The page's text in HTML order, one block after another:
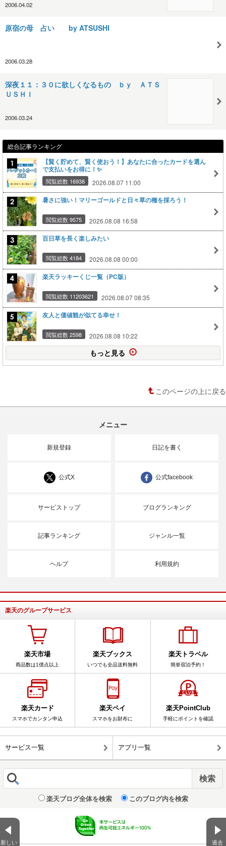
新しい 過去
2006.04.02
原宿の母 占い by ATSUSHI
2006.03.28
深夜１１：３０に欲しくなるもの ｂｙ ＡＴＳ
ＵＳＨＩ
2006.03.24
総合記事ランキング
【賢く貯めて、賢く使おう！】あなたに合ったカードを選ん
で支払いをお得に！✨
閲覧総数 16938 2026.08.07 11:00
暑さに強い！マリーゴールドと日々草の種を採ろう！
閲覧総数 9575 2026.08.08 16:58
百日草を長く楽しみたい
閲覧総数 4184 2026.08.08 00:00
楽天ラッキーくじ一覧（PC版）
閲覧総数 11203621 2026.08.07 08:35
友人と価値観が似てる幸せ！
閲覧総数 2598 2026.08.08 10:22
もっと見る
このページの上に戻る
メニュー
新規登録 日記を書く
公式X 公式facebook
サービストップ ブログランキング
記事ランキング ジャンル一覧
ヘルプ 利用規約
楽天のグループサービス
楽天市場
商品数は1億点以上
楽天ブックス
いつでも全品送料無料
楽天トラベル
簡単宿泊予約！
楽天カード
スマホでカンタン申込
楽天ペイ
スマホをお財布に
楽天PointClub
手軽にポイントを確認
サービス一覧 アプリ一覧
楽天ブログ全体を検索 このブログ内を検索